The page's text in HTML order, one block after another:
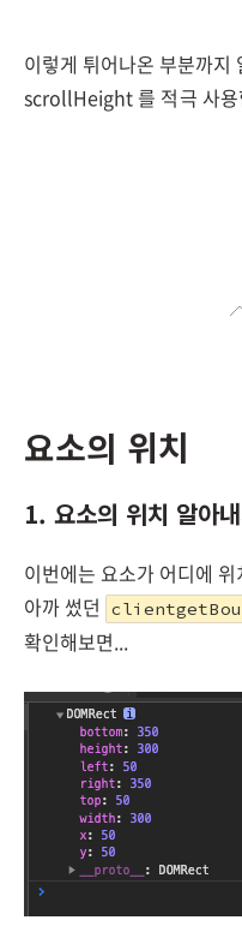
이렇게 튀어나온 부분까
scrollHeight 를 적극 사용
요소의 위치
1. 요소의 위치 알아
이번에는 요소가 어디에
아까 썼던
확인해보면...